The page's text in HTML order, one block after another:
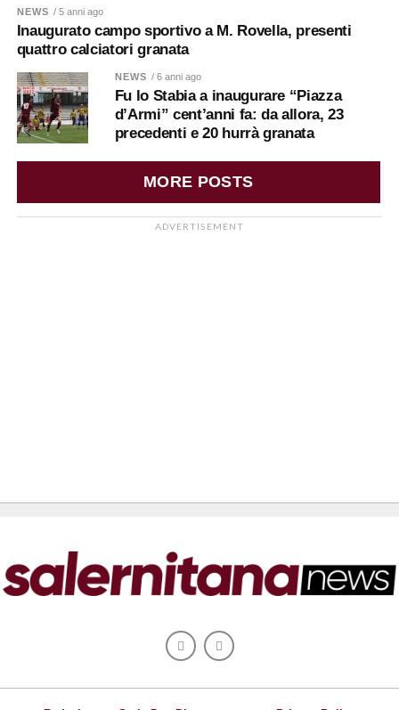
NEWS / 5 anni ago
Inaugurato campo sportivo a M. Rovella, presenti
quattro calciatori granata
NEWS / 6 anni ago
Fu lo Stabia a inaugurare “Piazza
d’Armi” cent’anni fa: da allora, 23
precedenti e 20 hurrà granata
MORE POSTS
ADVERTISEMENT